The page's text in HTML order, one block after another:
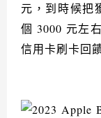
元，到時候把
個 3000 元左
信用卡刷卡回